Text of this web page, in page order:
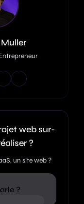
web sur-
?
un site web ?
?